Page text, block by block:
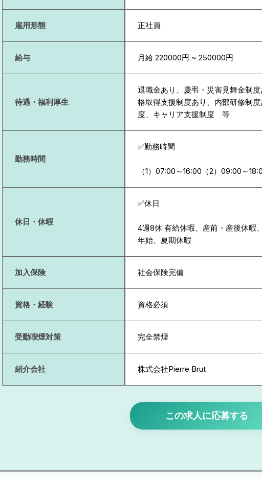
雇用形態 正社員
給与 月給 220000円 ~ 250000円
待遇・福利厚生
退職金あり、慶弔・災害見舞金制
格取得支援制度あり、内部研修制
度、キャリア支援制度 等
勤務時間
✅勤務時間
（1）07:00～16:00（2）09:00～
休日・休暇
✅休日
4週8休 有給休暇、産前・産後休暇
年始、夏期休暇
加入保険 社会保険完備
資格・経験 資格必須
受動喫煙対策 完全禁煙
紹介会社 株式会社Pierre Brut
この求人に応募する